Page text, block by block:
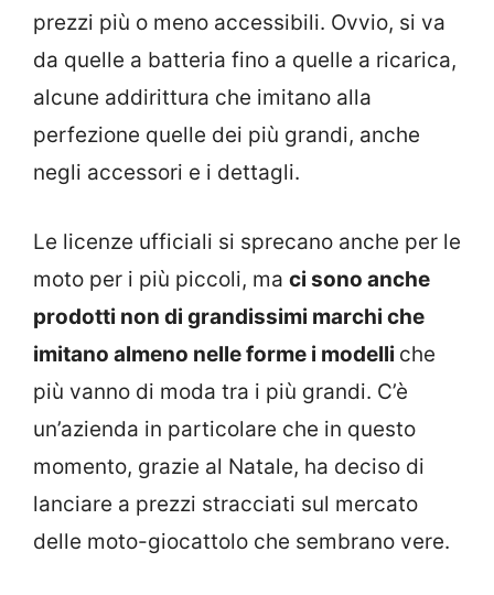
prezzi più o meno accessibili. Ovvio, si va
da quelle a batteria fino a quelle a ricarica,
alcune addirittura che imitano alla
perfezione quelle dei più grandi, anche
negli accessori e i dettagli.
Le licenze ufficiali si sprecano anche per le
moto per i più piccoli, ma ci sono anche
prodotti non di grandissimi marchi che
imitano almeno nelle forme i modelli che
più vanno di moda tra i più grandi. C’è
un’azienda in particolare che in questo
momento, grazie al Natale, ha deciso di
lanciare a prezzi stracciati sul mercato
delle moto-giocattolo che sembrano vere.